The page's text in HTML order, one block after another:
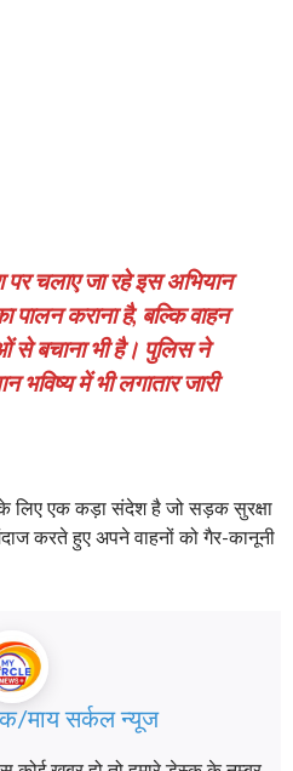
चलाए जा रहे इस अभियान
पालन कराना है, बल्कि वाहन
से बचाना भी है। पुलिस ने
भविष्य में भी लगातार जारी
के लिए एक कड़ा संदेश है जो सड़क सुरक्षा
करते हुए अपने वाहनों को गैर-कानूनी
माय सर्कल न्यूज